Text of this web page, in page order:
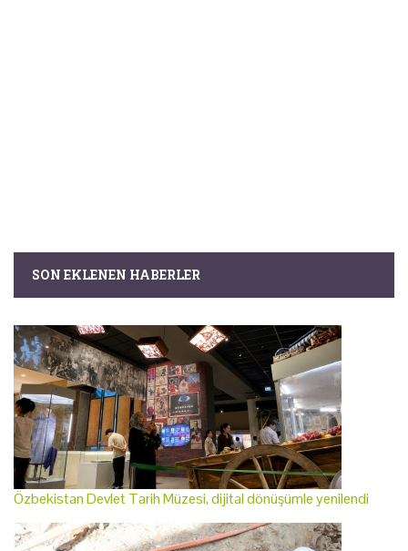
SON EKLENEN HABERLER
Özbekistan Devlet Tarih Müzesi, dijital dönüşümle yenilendi